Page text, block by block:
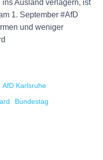
Ausland verlagern, ist
1. September #AfD
und weniger
AfD Karlsruhe
Bundestag